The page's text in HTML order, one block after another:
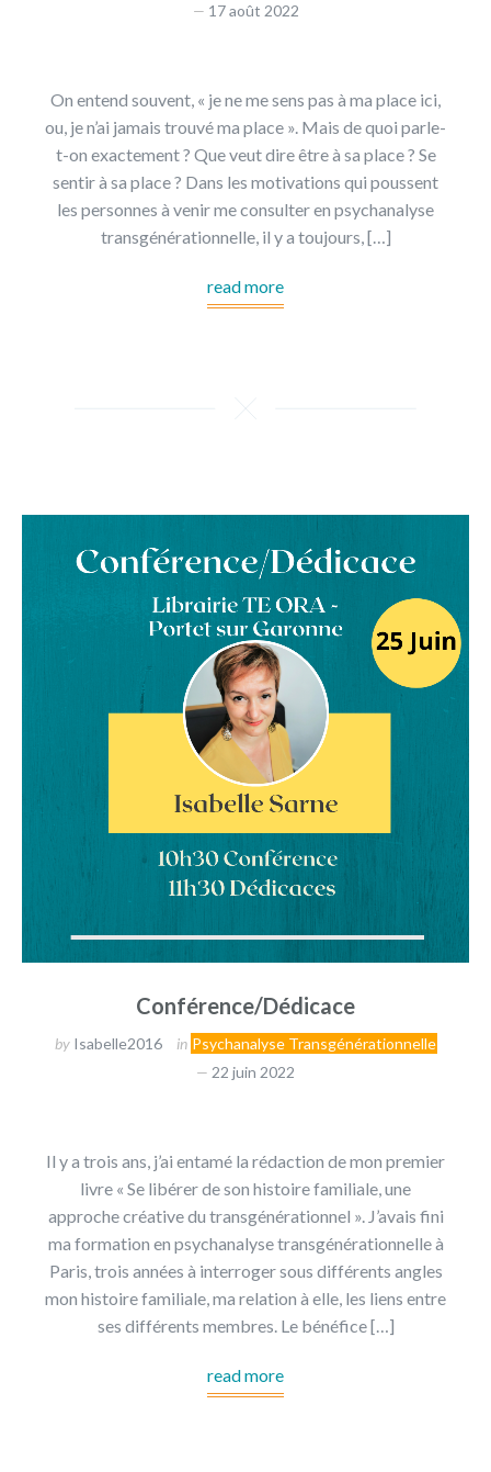
17 août 2022
On entend souvent, « je ne me sens pas à ma place ici,
ou, je n’ai jamais trouvé ma place ». Mais de quoi parle-
t-on exactement ? Que veut dire être à sa place ? Se
sentir à sa place ? Dans les motivations qui poussent
les personnes à venir me consulter en psychanalyse
transgénérationnelle, il y a toujours, […]
read more
Conférence/Dédicace
by Isabelle2016 in Psychanalyse Transgénérationnelle
22 juin 2022
Il y a trois ans, j’ai entamé la rédaction de mon premier
livre « Se libérer de son histoire familiale, une
approche créative du transgénérationnel ». J’avais fini
ma formation en psychanalyse transgénérationnelle à
Paris, trois années à interroger sous différents angles
mon histoire familiale, ma relation à elle, les liens entre
ses différents membres. Le bénéfice […]
read more